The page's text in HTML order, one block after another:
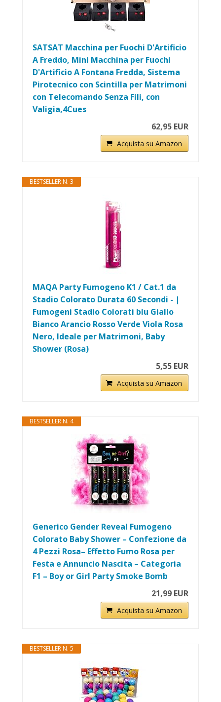
SATSAT Macchina per Fuochi D'Artificio
A Freddo, Mini Macchina per Fuochi
D'Artificio A Fontana Fredda, Sistema
Pirotecnico con Scintilla per Matrimoni
con Telecomando Senza Fili, con
Valigia,4Cues
62,95 EUR
Acquista su Amazon
BESTSELLER N. 3
MAQA Party Fumogeno K1 / Cat.1 da
Stadio Colorato Durata 60 Secondi - |
Fumogeni Stadio Colorati blu Giallo
Bianco Arancio Rosso Verde Viola Rosa
Nero, Ideale per Matrimoni, Baby
Shower (Rosa)
5,55 EUR
Acquista su Amazon
BESTSELLER N. 4
Generico Gender Reveal Fumogeno
Colorato Baby Shower – Confezione da
4 Pezzi Rosa– Effetto Fumo Rosa per
Festa e Annuncio Nascita – Categoria
F1 – Boy or Girl Party Smoke Bomb
21,99 EUR
Acquista su Amazon
BESTSELLER N. 5